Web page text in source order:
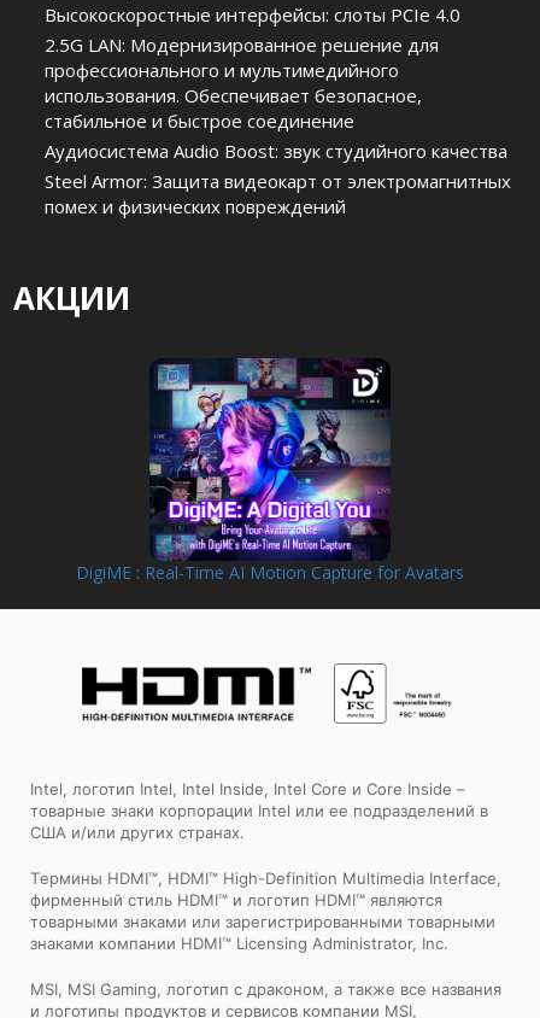
Высокоскоростные интерфейсы: слоты PCIe 4.0
2.5G LAN: Модернизированное решение для
профессионального и мультимедийного
использования. Обеспечивает безопасное,
стабильное и быстрое соединение
Аудиосистема Audio Boost: звук студийного качества
Steel Armor: Защита видеокарт от электромагнитных
помех и физических повреждений
АКЦИИ
DigiME : Real-Time AI Motion Capture for Avatars
Intel, логотип Intel, Intel Inside, Intel Core и Core Inside –
товарные знаки корпорации Intel или ее подразделений в
США и/или других странах.
Tермины HDMI™, HDMI™ High-Definition Multimedia Interface,
фирменный стиль HDMI™ и логотип HDMI™ являются
товарными знаками или зарегистрированными товарными
знаками компании HDMI™ Licensing Administrator, Inc.
MSI, MSI Gaming, логотип с драконом, а также все названия
и логотипы продуктов и сервисов компании MSI,